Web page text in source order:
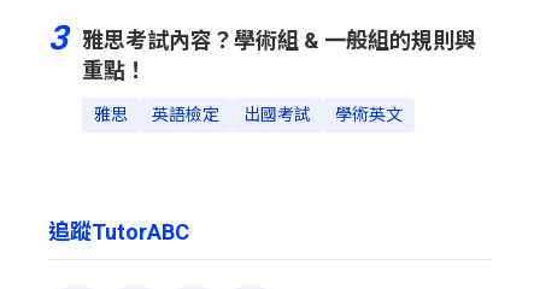
3 雅思考試內容？學術組 & 一般組的規則與
重點！
雅思 英語檢定 出國考試 學術英文
追蹤TutorABC